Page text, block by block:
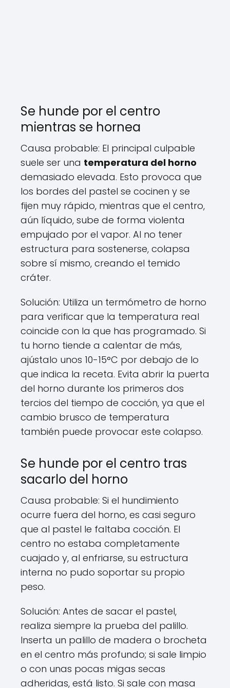
Se hunde por el centro
mientras se hornea
Causa probable: El principal culpable
suele ser una temperatura del horno
demasiado elevada. Esto provoca que
los bordes del pastel se cocinen y se
fijen muy rápido, mientras que el centro,
aún líquido, sube de forma violenta
empujado por el vapor. Al no tener
estructura para sostenerse, colapsa
sobre sí mismo, creando el temido
cráter.
Solución: Utiliza un termómetro de horno
para verificar que la temperatura real
coincide con la que has programado. Si
tu horno tiende a calentar de más,
ajústalo unos 10-15°C por debajo de lo
que indica la receta. Evita abrir la puerta
del horno durante los primeros dos
tercios del tiempo de cocción, ya que el
cambio brusco de temperatura
también puede provocar este colapso.
Se hunde por el centro tras
sacarlo del horno
Causa probable: Si el hundimiento
ocurre fuera del horno, es casi seguro
que al pastel le faltaba cocción. El
centro no estaba completamente
cuajado y, al enfriarse, su estructura
interna no pudo soportar su propio
peso.
Solución: Antes de sacar el pastel,
realiza siempre la prueba del palillo.
Inserta un palillo de madera o brocheta
en el centro más profundo; si sale limpio
o con unas pocas migas secas
adheridas, está listo. Si sale con masa